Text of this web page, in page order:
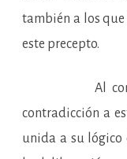
también a los que
este precepto.
Al común
contradicción a
unida a su lógico